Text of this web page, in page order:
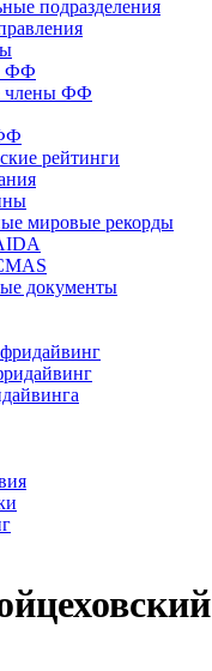
подразделения
ФФ
члены ФФ
рейтинги
мировые рекорды
документы